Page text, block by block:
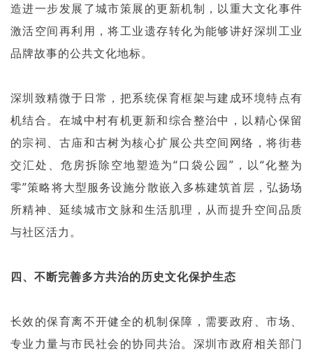
造进一步发展了城市策展的更新机制，以重大文化事件
激活空间再利用，将工业遗存转化为能够讲好深圳工业
品牌故事的公共文化地标。
深圳致精微于日常，把系统保育框架与建成环境特点有
机结合。在城中村有机更新和综合整治中，以精心保留
的宗祠、古庙和古树为核心扩展公共空间网络，将街巷
交汇处、危房拆除空地塑造为“口袋公园”，以“化整为
零”策略将大型服务设施分散嵌入多栋建筑首层，弘扬场
所精神、延续城市文脉和生活肌理，从而提升空间品质
与社区活力。
四、不断完善多方共治的历史文化保护生态
长效的保育离不开健全的机制保障，需要政府、市场、
专业力量与市民社会的协同共治。深圳市政府相关部门